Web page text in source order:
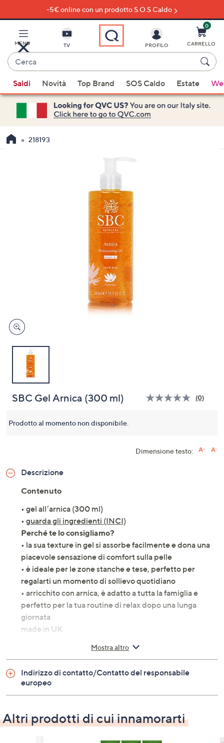
al
principale
-5€ online con un prodotto S.O.S Caldo
MENU TV
Cerca
sono
disponibili
suggerimenti,
usa
i
touch
per
PROFILO
0
CARRELLO
Saldi Novità Top Brand SOS Caldo Estate
218193
SBC Gel Arnica (300 ml) (0)
Prodotto al momento non disponibile.
Dimensione testo:
Descrizione
Contenuto
• gel all’arnica (300 ml)
• guarda gli ingredienti (INCI)
Perché te lo consigliamo?
• la sua texture in gel si assorbe facilmente e dona una
piacevole sensazione di comfort sulla pelle
• è ideale per le zone stanche e tese, perfetto per
regalarti un momento di sollievo quotidiano
• arricchito con arnica, è adatto a tutta la famiglia e
perfetto per la tua routine di relax dopo una lunga
giornata
made in UK
Mostra altro
Indirizzo di contatto/Contatto del responsabile
europeo
Altri prodotti di cui innamorarti